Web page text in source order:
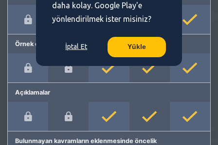
Örnek cümleler
Açıklamalar
Bulunmayan kavramların eklenmesinde öncelik
daha kolay. Google Play'e
yönlendirilmek ister misiniz?
İptal Et Yükle